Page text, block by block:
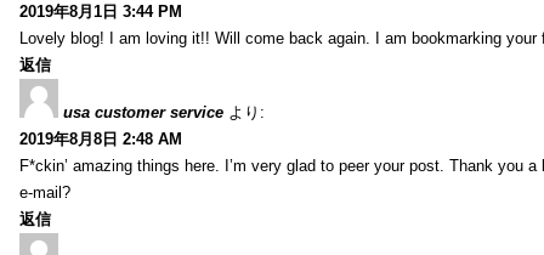
2019年8月1日 3:44 PM
Lovely blog! I am loving it!! Will come back again. I am bookmarking your
返信
usa customer service より:
2019年8月8日 2:48 AM
F*ckin’ amazing things here. I’m very glad to peer your post. Thank you
e-mail?
返信